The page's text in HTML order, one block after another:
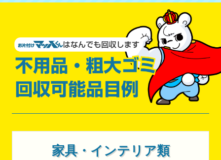
家具・インテリア類